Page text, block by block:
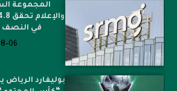
المجموعة
في النصف
06
بوليفارد